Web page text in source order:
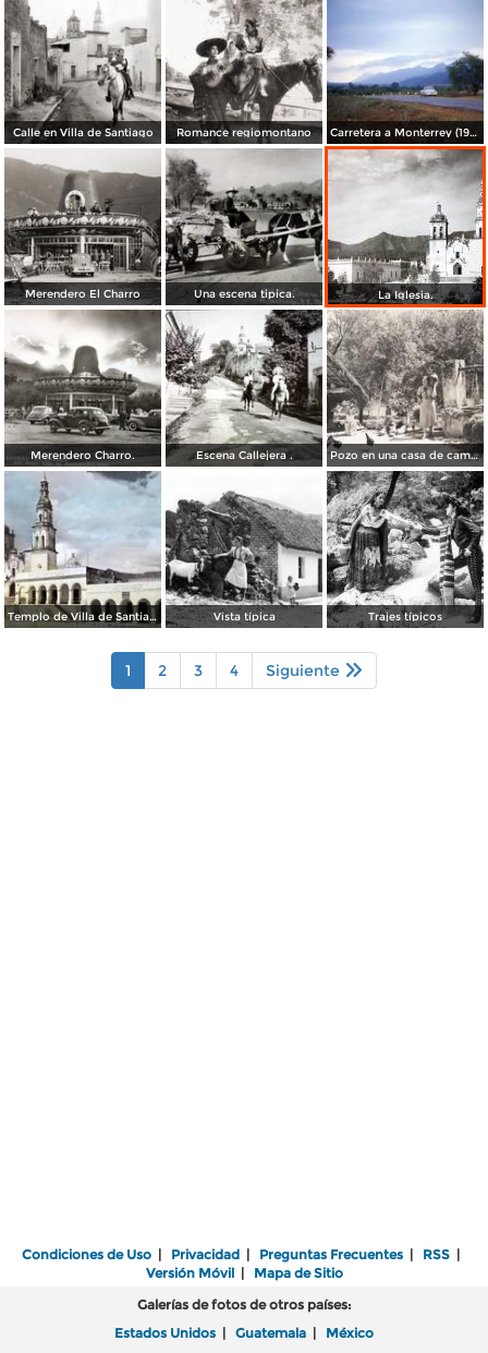
Calle en Villa de Santiago Romance regiomontano Carretera a Monterrey (1954)
Merendero El Charro Una escena tipica. La Iglesia.
Merendero Charro. Escena Callejera . Pozo en una casa de campo
Templo de Villa de Santiago Vista típica Trajes típicos
1 2 3 4 Siguiente
Condiciones de Uso | Privacidad | Preguntas Frecuentes | RSS |
Versión Móvil| Mapa de Sitio
Galerías de fotos de otros países:
Estados Unidos | Guatemala | México